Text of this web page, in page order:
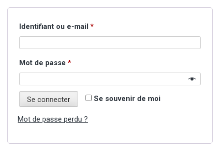
Identifiant ou e-mail *Obligatoire
Mot de passe *Obligatoire
Se souvenir de moi
Se connecter
Mot de passe perdu ?